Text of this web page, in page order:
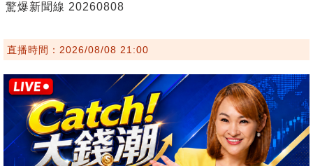
驚爆新聞線 20260808
直播時間：2026/08/08 21:00